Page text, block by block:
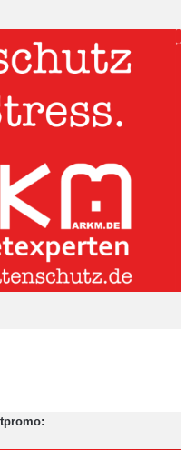
griechische Bankkunden
ist hingegen höchst
um Griechenland belegen
Unvergänglichkeit der